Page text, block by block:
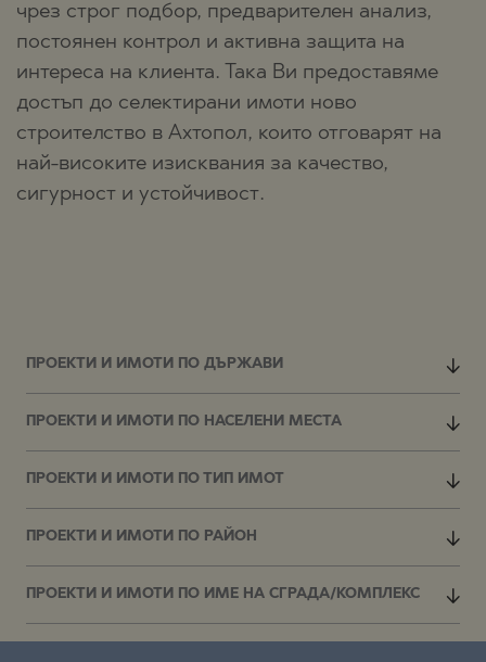
чрез строг подбор, предварителен анализ,
постоянен контрол и активна защита на
интереса на клиента. Така Ви предоставяме
достъп до селектирани имоти ново
строителство в Ахтопол, които отговарят на
най-високите изисквания за качество,
сигурност и устойчивост.
ПРОЕКТИ И ИМОТИ ПО ДЪРЖАВИ
ПРОЕКТИ И ИМОТИ ПО НАСЕЛЕНИ МЕСТА
ПРОЕКТИ И ИМОТИ ПО ТИП ИМОТ
ПРОЕКТИ И ИМОТИ ПО РАЙОН
ПРОЕКТИ И ИМОТИ ПО ИМЕ НА СГРАДА/КОМПЛЕКС